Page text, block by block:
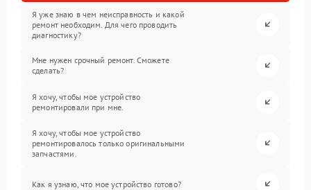
Я уже знаю в чем неисправность и какой
ремонт необходим. Для чего проводить
диагностику?
Мне нужен срочный ремонт. Сможете
сделать?
Я хочу, чтобы мое устройство
ремонтировали при мне.
Я хочу, чтобы мое устройство
ремонтировалось только оригинальными
запчастями.
Как я узнаю, что мое устройство готово?